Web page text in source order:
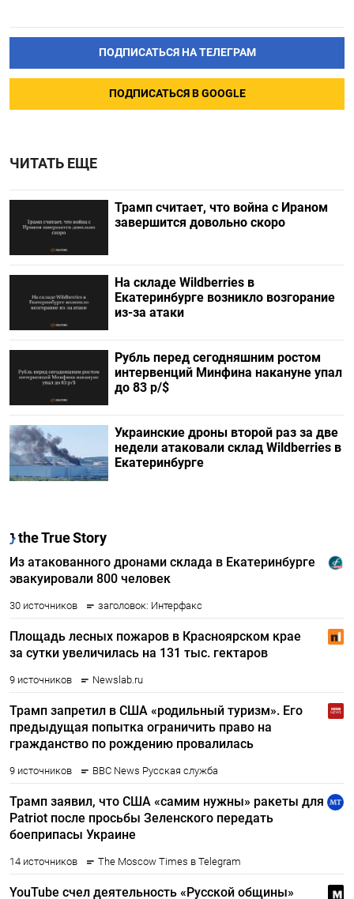
ПОДПИСАТЬСЯ НА ТЕЛЕГРАМ
ПОДПИСАТЬСЯ В GOOGLE
ЧИТАТЬ ЕЩЕ
Трамп считает, что война с Ираном
завершится довольно скоро
На складе Wildberries в
Екатеринбурге возникло возгорание
из-за атаки
Рубль перед сегодняшним ростом
интервенций Минфина накануне упал
до 83 р/$
Украинские дроны второй раз за две
недели атаковали склад Wildberries в
Екатеринбурге